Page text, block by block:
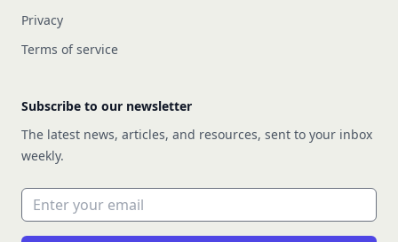
Privacy
Terms of service
Subscribe to our newsletter
The latest news, articles, and resources, sent to your inbox
weekly.
Email address